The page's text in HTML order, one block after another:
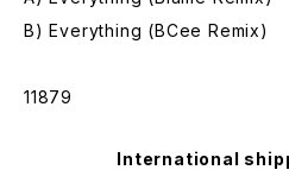
B) Everything (BCee Remix)
11879
International